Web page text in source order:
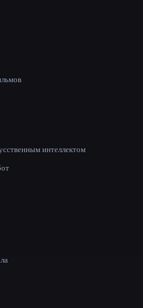
интеллектом